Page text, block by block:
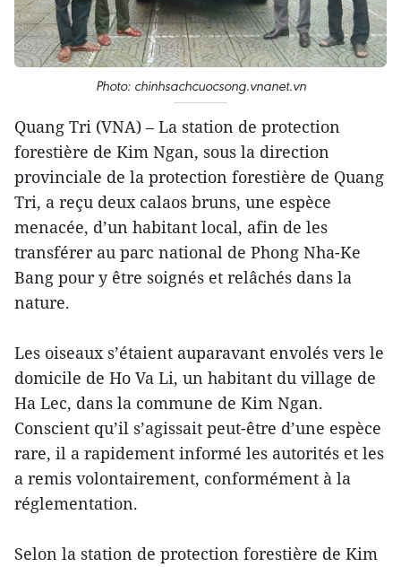
Photo: chinhsachcuocsong.vnanet.vn
Quang Tri (VNA) – La station de protection
forestière de Kim Ngan, sous la direction
provinciale de la protection forestière de Quang
Tri, a reçu deux calaos bruns, une espèce
menacée, d’un habitant local, afin de les
transférer au parc national de Phong Nha-Ke
Bang pour y être soignés et relâchés dans la
nature.
Les oiseaux s’étaient auparavant envolés vers le
domicile de Ho Va Li, un habitant du village de
Ha Lec, dans la commune de Kim Ngan.
Conscient qu’il s’agissait peut-être d’une espèce
rare, il a rapidement informé les autorités et les
a remis volontairement, conformément à la
réglementation.
Selon la station de protection forestière de Kim